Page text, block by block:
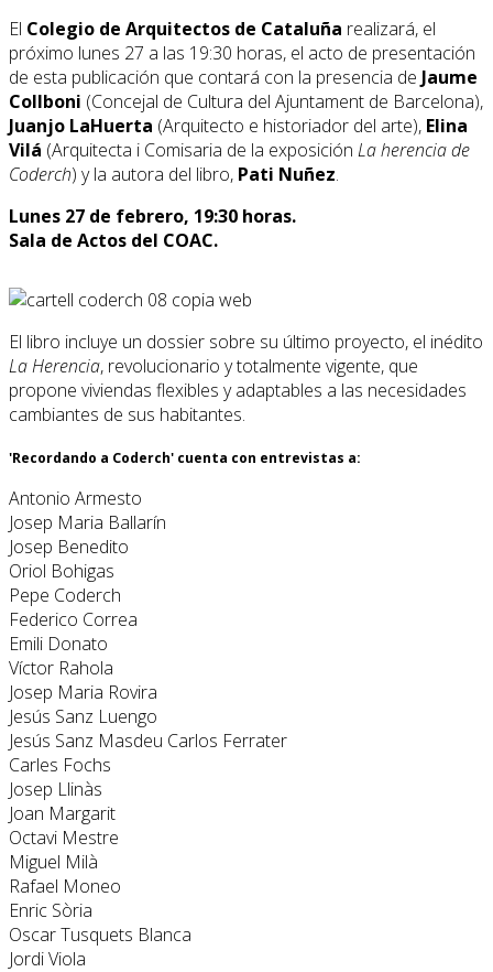
El Colegio de Arquitectos de Cataluña realizará, el
próximo lunes 27 a las 19:30 horas, el acto de presentación
de esta publicación que contará con la presencia de Jaume
Collboni (Concejal de Cultura del Ajuntament de Barcelona),
Juanjo LaHuerta (Arquitecto e historiador del arte), Elina
Vilá (Arquitecta i Comisaria de la exposición La herencia de
Coderch) y la autora del libro, Pati Nuñez.
Lunes 27 de febrero, 19:30 horas.
Sala de Actos del COAC.
El libro incluye un dossier sobre su último proyecto, el inédito
La Herencia, revolucionario y totalmente vigente, que
propone viviendas flexibles y adaptables a las necesidades
cambiantes de sus habitantes.
'Recordando a Coderch' cuenta con entrevistas a:
Antonio Armesto
Josep Maria Ballarín
Josep Benedito
Oriol Bohigas
Pepe Coderch
Federico Correa
Emili Donato
Víctor Rahola
Josep Maria Rovira
Jesús Sanz Luengo
Jesús Sanz Masdeu Carlos Ferrater
Carles Fochs
Josep Llinàs
Joan Margarit
Octavi Mestre
Miguel Milà
Rafael Moneo
Enric Sòria
Oscar Tusquets Blanca
Jordi Viola